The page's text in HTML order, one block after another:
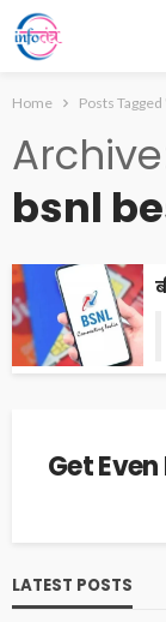
Home Posts
Archive
bsnl
Get
LATEST POSTS